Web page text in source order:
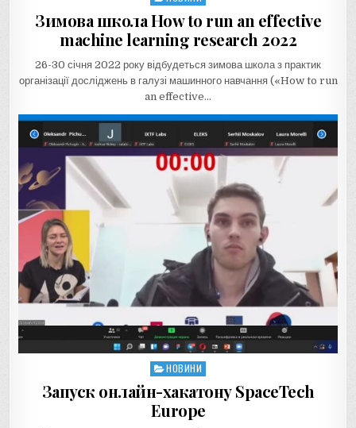
in
Зимова школа How to run an effective
machine learning research 2022
26-30 січня 2022 року відбудеться зимова школа з практик
організації досліджень в галузі машинного навчання («How to run
an effective…
Posted
НОВИНИ
Запуск онлайн-хакатону SpaceTech
Europe